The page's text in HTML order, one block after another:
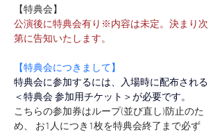
【特典会】
公演後に特典会有り※内容は未定。決まり次
第に告知いたします。
【特典会につきまして】
特典会に参加するには、入場時に配布される
＜特典会 参加用チケット＞が必要です。
こちらの参加券はループ(並び直し)防止のた
め、 お1人につき1枚を特典会終了まで必ず